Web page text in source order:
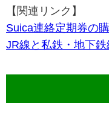
【関連リンク】
Suica連絡定期券の
JR線と私鉄・地下鉄